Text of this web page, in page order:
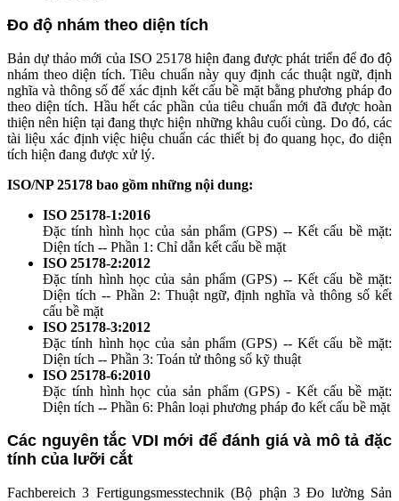
Đo độ nhám theo diện tích
Bản dự thảo mới của ISO 25178 hiện đang được phát triển để đo độ
nhám theo diện tích. Tiêu chuẩn này quy định các thuật ngữ, định
nghĩa và thông số để xác định kết cấu bề mặt bằng phương pháp đo
theo diện tích. Hầu hết các phần của tiêu chuẩn mới đã được hoàn
thiện nên hiện tại đang thực hiện những khâu cuối cùng. Do đó, các
tài liệu xác định việc hiệu chuẩn các thiết bị đo quang học, đo diện
tích hiện đang được xử lý.
ISO/NP 25178 bao gồm những nội dung:
ISO 25178-1:2016
Đặc tính hình học của sản phẩm (GPS) -- Kết cấu bề mặt:
Diện tích -- Phần 1: Chỉ dẫn kết cấu bề mặt
ISO 25178-2:2012
Đặc tính hình học của sản phẩm (GPS) -- Kết cấu bề mặt:
Diện tích -- Phần 2: Thuật ngữ, định nghĩa và thông số kết
cấu bề mặt
ISO 25178-3:2012
Đặc tính hình học của sản phẩm (GPS) -- Kết cấu bề mặt:
Diện tích -- Phần 3: Toán tử thông số kỹ thuật
ISO 25178-6:2010
Đặc tính hình học của sản phẩm (GPS) - Kết cấu bề mặt:
Diện tích -- Phần 6: Phân loại phương pháp đo kết cấu bề mặt
Các nguyên tắc VDI mới để đánh giá và mô tả đặc
tính của lưỡi cắt
Fachbereich 3 Fertigungsmesstechnik (Bộ phận 3 Đo lường Sản